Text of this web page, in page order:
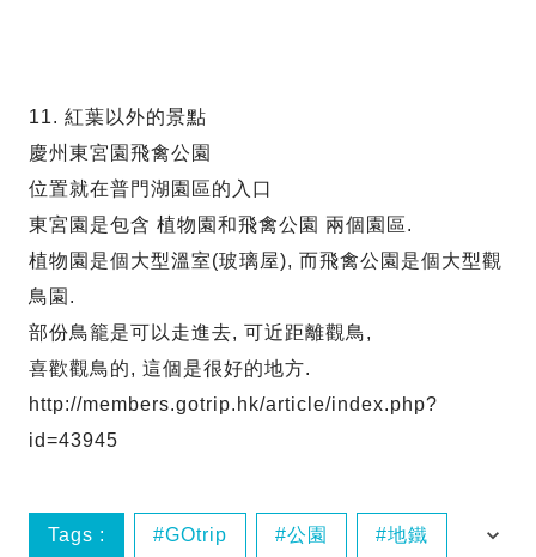
11. 紅葉以外的景點
慶州東宮園飛禽公園
位置就在普門湖園區的入口
東宮園是包含 植物園和飛禽公園 兩個園區.
植物園是個大型溫室(玻璃屋), 而飛禽公園是個大型觀
鳥園.
部份鳥籠是可以走進去, 可近距離觀鳥,
喜歡觀鳥的, 這個是很好的地方.
http://members.gotrip.hk/article/index.php?
id=43945
Tags : GOtrip 公園 地鐵